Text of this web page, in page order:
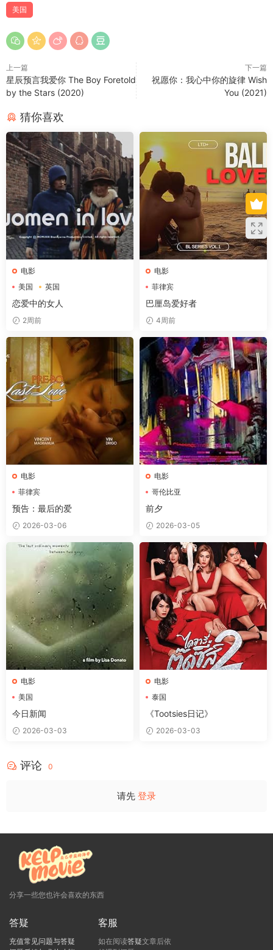
美国
上一篇
星辰预言我爱你 The Boy Foretold
by the Stars (2020)
下一篇
祝愿你：我心中你的旋律 Wish
You (2021)
猜你喜欢
电影
美国
英国
恋爱中的女人
2周前
电影
菲律宾
巴厘岛爱好者
4周前
电影
菲律宾
预告：最后的爱
2026-03-06
电影
哥伦比亚
前夕
2026-03-05
电影
美国
今日新闻
2026-03-03
电影
泰国
《Tootsies日记》
2026-03-03
评论 0
请先 登录
分享一些您也许会喜欢的东西
答疑
充值常见问题与答疑
客服
如在阅读答疑文章后依